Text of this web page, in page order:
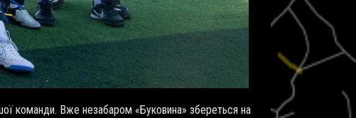
команди. Вже незабаром «Буковина» збереться на